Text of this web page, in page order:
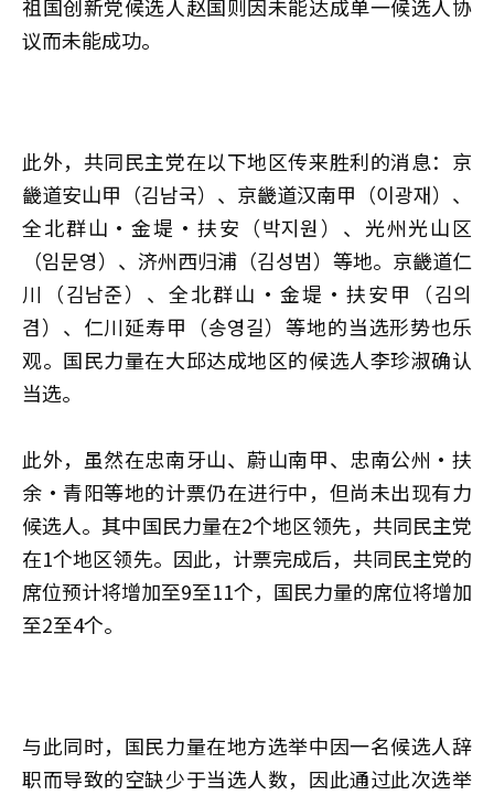
祖国创新党候选人赵国则因未能达成单一候选人协
议而未能成功。
此外，共同民主党在以下地区传来胜利的消息：京
畿道安山甲（김남국）、京畿道汉南甲（이광재）、
全北群山·金堤·扶安（박지원）、光州光山区
（임문영）、济州西归浦（김성범）等地。京畿道仁
川（김남준）、全北群山·金堤·扶安甲（김의
겸）、仁川延寿甲（송영길）等地的当选形势也乐
观。国民力量在大邱达成地区的候选人李珍淑确认
当选。
此外，虽然在忠南牙山、蔚山南甲、忠南公州·扶
余·青阳等地的计票仍在进行中，但尚未出现有力
候选人。其中国民力量在2个地区领先，共同民主党
在1个地区领先。因此，计票完成后，共同民主党的
席位预计将增加至9至11个，国民力量的席位将增加
至2至4个。
与此同时，国民力量在地方选举中因一名候选人辞
职而导致的空缺少于当选人数，因此通过此次选举